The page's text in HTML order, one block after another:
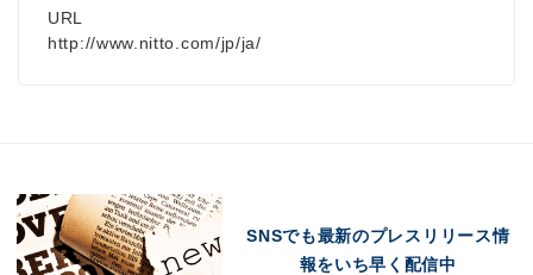
URL
http://www.nitto.com/jp/ja/
SNSでも最新のプレスリリース情
報をいち早く配信中